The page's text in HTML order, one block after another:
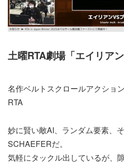
土曜RTA劇場「エイリア
名作ベルトスクロールアクショ
RTA
妙に賢い敵AI、ランダム要素、
SCHAEFERだ。
気軽にタックル出しているが、